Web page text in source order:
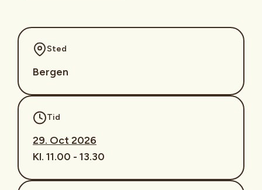
Sted
Bergen
Tid
29. Oct 2026
Kl. 11.00 - 13.30